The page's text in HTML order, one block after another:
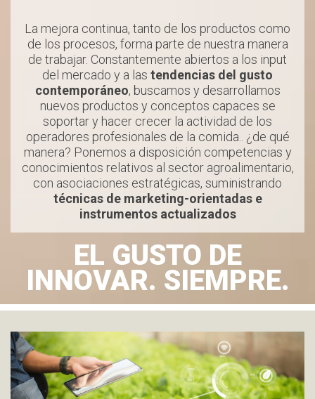
La mejora continua, tanto de los productos como
de los procesos, forma parte de nuestra manera
de trabajar. Constantemente abiertos a los input
del mercado y a las tendencias del gusto
contemporáneo, buscamos y desarrollamos
nuevos productos y conceptos capaces se
soportar y hacer crecer la actividad de los
operadores profesionales de la comida.. ¿de qué
manera? Ponemos a disposición competencias y
conocimientos relativos al sector agroalimentario,
con asociaciones estratégicas, suministrando
técnicas de marketing-orientadas e
instrumentos actualizados
EL GUSTO DE
INNOVAR. SIEMPRE.